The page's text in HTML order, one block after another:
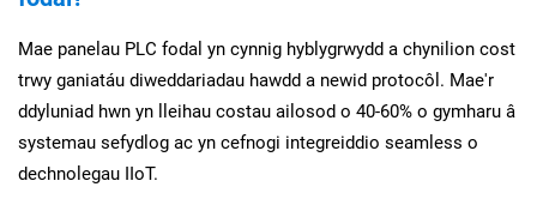
Mae panelau PLC fodal yn cynnig hyblygrwydd a chynilion cost
trwy ganiatáu diweddariadau hawdd a newid protocôl. Mae'r
ddyluniad hwn yn lleihau costau ailosod o 40-60% o gymharu â
systemau sefydlog ac yn cefnogi integreiddio seamless o
dechnolegau IIoT.